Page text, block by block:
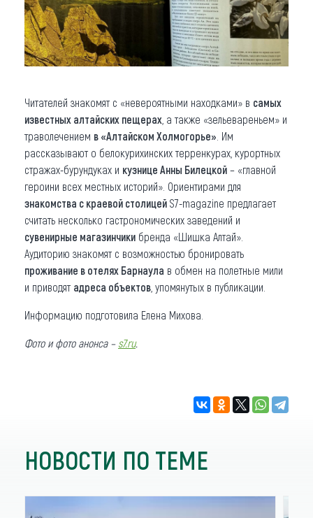
Читателей знакомят с «невероятными находками» в самых
известных алтайских пещерах , а также «зельевареньем» и
траволечением в «Алтайском Холмогорье» . Им
рассказывают о белокурихинских терренкурах, курортных
стражах-бурундуках и кузнице Анны Билецкой – «главной
героини всех местных историй». Ориентирами для
знакомства с краевой столицей S7-magazine предлагает
считать несколько гастрономических заведений и
сувенирные магазинчики бренда «Шишка Алтай».
Аудиторию знакомят с возможностью бронировать
проживание в отелях Барнаула в обмен на полетные мили
и приводят адреса объектов , упомянутых в публикации.
Информацию подготовила Елена Михова.
Фото и фото анонса – s7.ru.
НОВОСТИ ПО ТЕМЕ